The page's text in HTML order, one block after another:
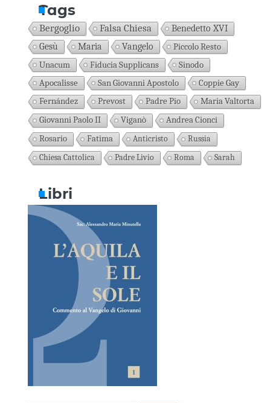
Tags
Bergoglio Falsa Chiesa Benedetto XVI
Gesù Maria Vangelo
Piccolo Resto
Unacum
Fiducia Supplicans
Sinodo
Apocalisse
San Giovanni Apostolo Coppie Gay
Fernández Prevost Padre Pio
Maria Valtorta
Giovanni Paolo II
Viganò
Andrea Cionci
Rosario
Fatima Anticristo
Russia
Chiesa Cattolica
Padre Livio Roma Sarah
Libri